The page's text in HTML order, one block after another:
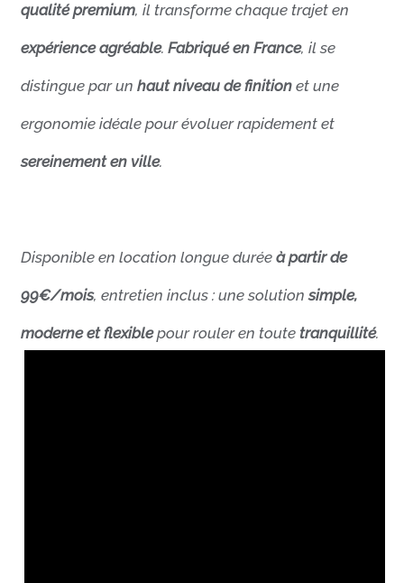
qualité premium, il transforme chaque trajet en
expérience agréable. Fabriqué en France, il se
distingue par un haut niveau de finition et une
ergonomie idéale pour évoluer rapidement et
sereinement en ville.
Disponible en location longue durée à partir de
99€/mois, entretien inclus : une solutionsimple,
moderne et flexiblepour rouler en toute tranquillité.